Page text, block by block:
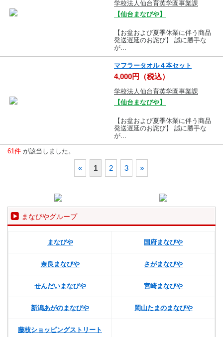
学校法人仙台育英学園事業課
【仙台まなびや】
【お盆および夏季休業に伴う商品
発送遅延のお詫び】 誠に勝手な
が...
マフラータオル４本セット
4,000円（税込）
学校法人仙台育英学園事業課
【仙台まなびや】
【お盆および夏季休業に伴う商品
発送遅延のお詫び】 誠に勝手な
が...
61件 が該当しました。
« 1 2 3 »
まなびやグループ
まなびや 国府まなびや
奈良まなびや さがまなびや
せんだいまなびや 宮崎まなびや
新潟あがのまなびや 岡山たまのまなびや
藤枝ショッピングストリート